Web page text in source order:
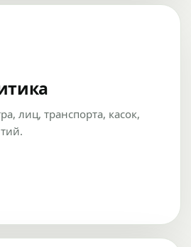
лиц, транспорта, касок,